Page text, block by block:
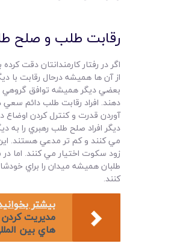
رقابت طلب و صلح
اگر در رفتار کارمندانتان دقت
از آن ها هميشه درحال رقابت با
بعضي ديگر هميشه توافق گروهي
دهند. افراد رقابت طلب دائم
آوردن قدرت و کنترل کردن اوضاع
ديگر افراد صلح طلب رهبري را به
مي کنند و کم تر مدعي هستند.
زود سکوت اختيار مي کنند. اما در
طلبان هميشه ميدان را براي
کنند.
بیشتر
مديريت کردن
هاي بين